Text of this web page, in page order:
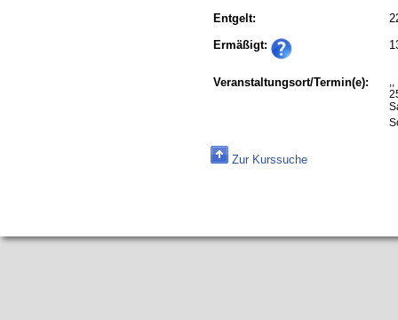
Entgelt:
Ermäßigt:
Veranstaltungsort/Termin(e):
,,
Zur Kurssuche